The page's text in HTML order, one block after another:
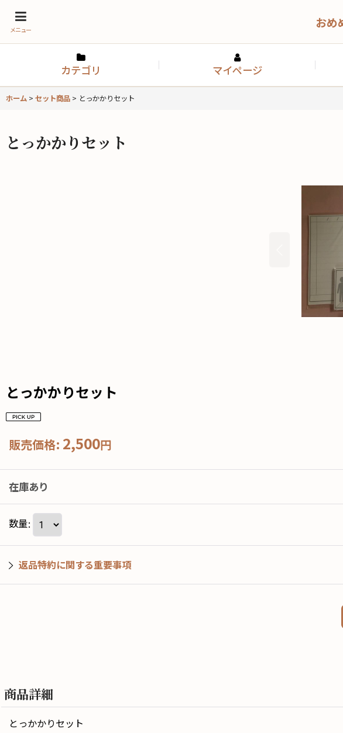
メニュー おめ
カテゴリ マイページ
ホーム > セット商品 > とっかかりセット
とっかかりセット
とっかかりセット
販売価格: 2,500円
在庫あり
数量:
返品特約に関する重要事項
商品詳細
とっかかりセット